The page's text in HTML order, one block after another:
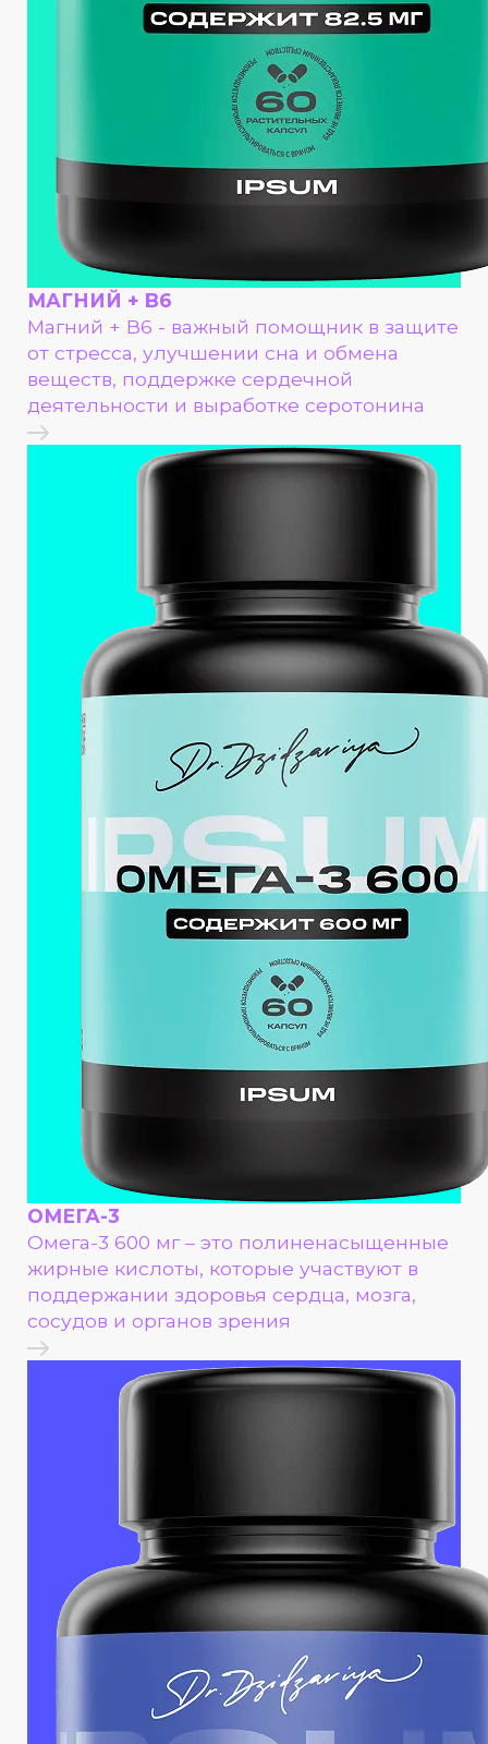
МАГНИЙ + B6
Магний + В6 - важный помощник в защите
от стресса, улучшении сна и обмена
веществ, поддержке сердечной
деятельности и выработке серотонина
ОМЕГА-3
Омега-3 600 мг – это полиненасыщенные
жирные кислоты, которые участвуют в
поддержании здоровья сердца, мозга,
сосудов и органов зрения